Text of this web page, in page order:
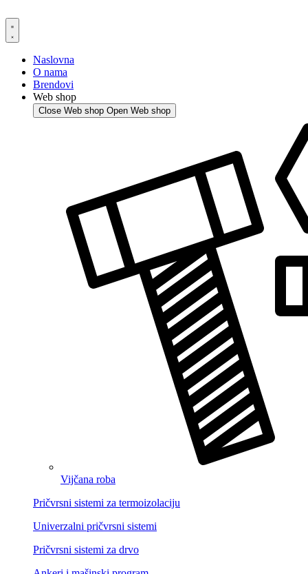
to
content
Naslovna
O nama
Brendovi
Web shop
Close Web shop Open Web shop
Vijčana roba
Pričvrsni sistemi za termoizolaciju
Univerzalni pričvrsni sistemi
Pričvrsni sistemi za drvo